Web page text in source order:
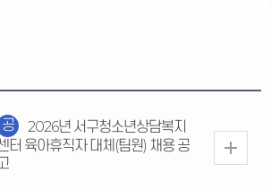
지
2026년 서구청소년상담복지
터 육아휴직자 대체(팀원) 채용 공